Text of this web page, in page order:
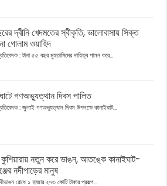
দ্বীনি খেদমতের স্বীকৃতি, ভালোবাসায় সিক্ত
গোলাম ওয়াহিদ
: টানা ৫৫ বছর মুহতামিমের দায়িত্ব পালন করে...
গণঅভ্যুত্থান দিবস পালিত
: জুলাই গণঅভ্যুত্থান দিবস উপলক্ষে কানাইঘাট...
নতুন করে ভাঙন, আতঙ্কে কানাইঘাট-
নদীপাড়ের মানুষ
রোধে ১ হাজার ২৭৩ কোটি টাকার প্রকল্প...